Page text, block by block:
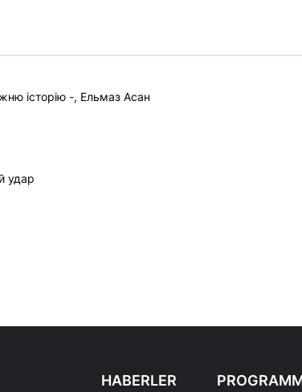
історію -, Ельмаз Асан
удар
HABERLER